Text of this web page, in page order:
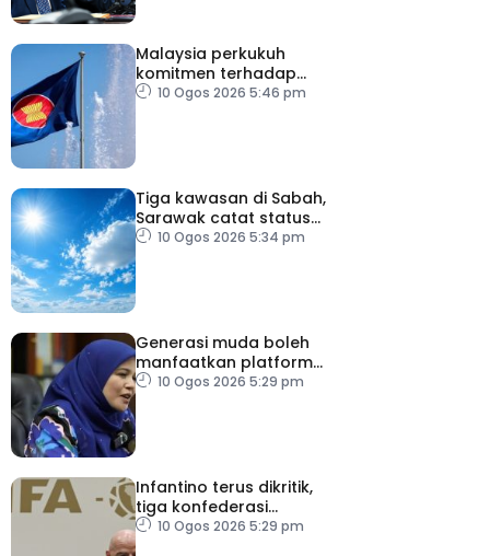
Malaysia perkukuh
komitmen terhadap
keamanan, kemakmuran
10 Ogos 2026 5:46 pm
Tiga kawasan di Sabah,
Sarawak catat status
cuaca panas
10 Ogos 2026 5:34 pm
Generasi muda boleh
manfaatkan platform
digital zahir patriotisme
10 Ogos 2026 5:29 pm
Infantino terus dikritik,
tiga konfederasi
tegaskan bola sepak
10 Ogos 2026 5:29 pm